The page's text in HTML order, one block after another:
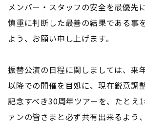
メンバー・スタッフの安全を最優先
慎重に判断した最善の結果である事
よう、お願い申し上げます。
振替公演の日程に関しましては、来
以降での開催を目処に、現在鋭意調整
記念すべき30周年ツアーを、たとえ
ァンの皆さまと必ず共有出来るよう、